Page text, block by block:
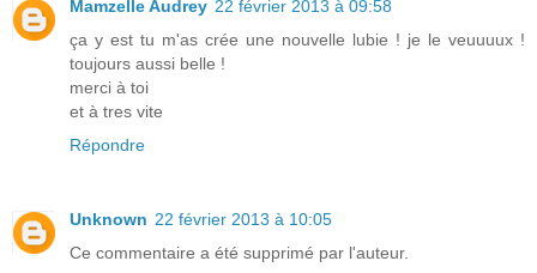
Mamzelle Audrey 22 février 2013 à 09:58
ça y est tu m'as crée une nouvelle lubie ! je le veuuuux !
toujours aussi belle !
merci à toi
et à tres vite
Répondre
Unknown 22 février 2013 à 10:05
Ce commentaire a été supprimé par l'auteur.